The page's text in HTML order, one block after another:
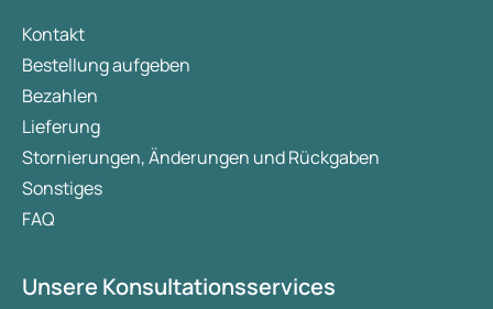
Kontakt
Bestellung aufgeben
Bezahlen
Lieferung
Stornierungen, Änderungen und Rückgaben
Sonstiges
FAQ
Unsere Konsultationsservices